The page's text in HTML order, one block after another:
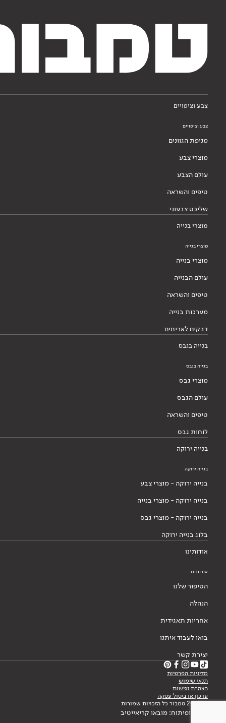
צבע וציפויים
צבע וציפויים
מניפת הגוונים
מוצרי צבע
עולם הצבע
טיפים והשראה
שליכט צבעוני
מוצרי בנייה
מוצרי בנייה
מוצרי בנייה
עולם הבנייה
טיפים והשראה
מערכות בנייה
דבקים לאריחים
בנייה בגבס
בנייה בגבס
מוצרי גבס
עולם הגבס
טיפים והשראה
לוחות גבס
בנייה ירוקה
בנייה ירוקה
בנייה ירוקה - מוצרי צבע
בנייה ירוקה - מוצרי בנייה
בנייה ירוקה - מוצרי גבס
בלוג בנייה ירוקה
אודותינו
אודותינו
הסיפור שלנו
הנהלה
אחריות תאגידית
בואו לעבוד איתנו
יצירת קשר
מדיניות הפרטיות
תנאי שימוש
הצהרת נגישות
עדכון או ביטול עסקה
© 2026 טמבור כל הזכויות שמורות
עיצוב ופיתוח: מובאו קריאייטיב